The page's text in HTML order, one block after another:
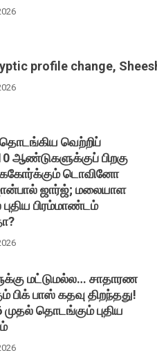
profile change,
தொடங்கிய வெற்றிப்
ஆண்டுகளுக்குப் பிறகு
டொவினோ
ஜார்ஜ்; மலையாள
புதிய பிரம்மாண்டம்
மட்டுமல்ல… சாதாரண
பிக் பாஸ் கதவு திறந்தது!
தொடங்கும் புதிய